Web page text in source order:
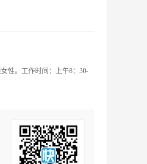
性。工作时间：上午8：30-